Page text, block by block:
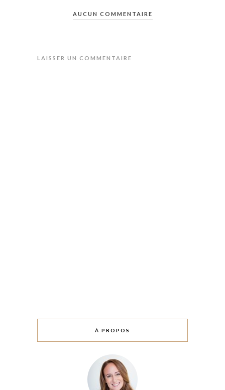
AUCUN COMMENTAIRE
LAISSER UN COMMENTAIRE
À PROPOS